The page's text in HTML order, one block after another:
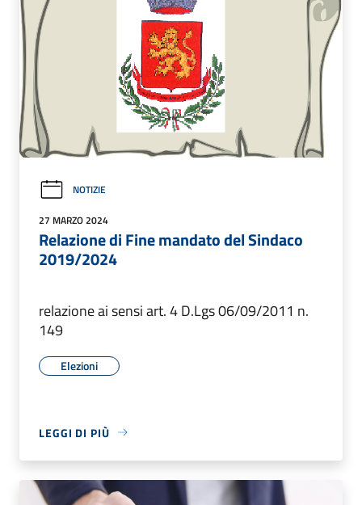
NOTIZIE
27 MARZO 2024
Relazione di Fine mandato del Sindaco
2019/2024
relazione ai sensi art. 4 D.Lgs 06/09/2011 n.
149
Elezioni
LEGGI DI PIÙ